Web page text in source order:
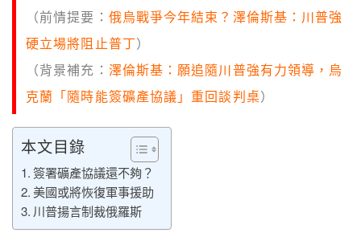
（前情提要： 俄烏戰爭今年結束？澤倫斯基：川普強
硬立場將阻止普丁）
（背景補充： 澤倫斯基：願追隨川普強有力領導，烏
克蘭「隨時能簽礦產協議」重回談判桌）
本文目錄
簽署礦產協議還不夠？
美國或將恢復軍事援助
川普揚言制裁俄羅斯